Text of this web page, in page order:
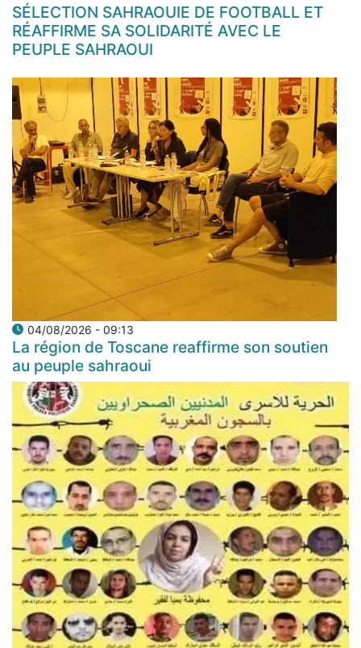
SÉLECTION SAHRAOUIE DE FOOTBALL ET
RÉAFFIRME SA SOLIDARITÉ AVEC LE
PEUPLE SAHRAOUI
04/08/2026 - 09:13
La région de Toscane reaffirme son soutien
au peuple sahraoui